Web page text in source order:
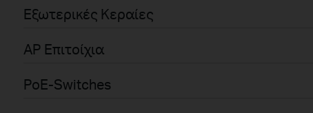
Εξωτερικές Κεραίες
AP Επιτοίχια
PoE-Switches